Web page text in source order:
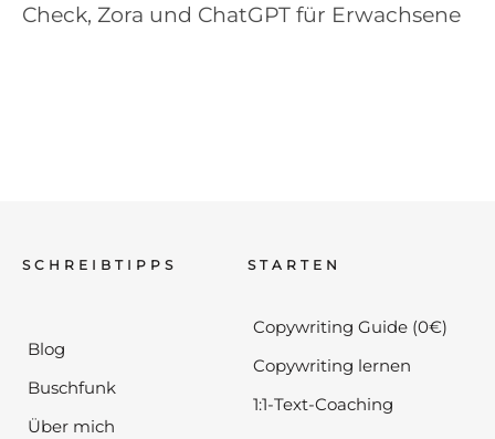
Check, Zora und ChatGPT für Erwachsene
SCHREIBTIPPS
Blog
Buschfunk
Über mich
STARTEN
Copywriting Guide (0€)
Copywriting lernen
1:1-Text-Coaching